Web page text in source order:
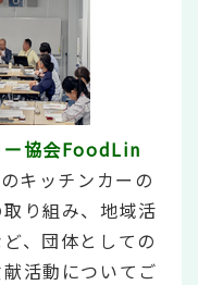
ー協会FoodLin
キッチンカーの
り組み、地域活
、団体としての
活動についてご